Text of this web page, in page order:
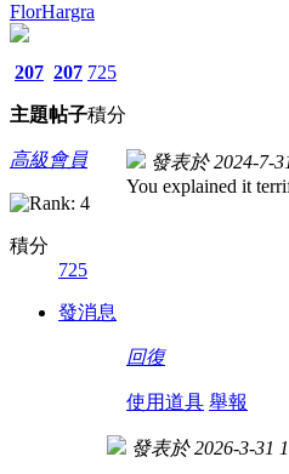
FlorHargra
207
主題
207
帖子
725
積分
高級會員
積分
725
發消息
發表於 2024-7-
You explained it
回復
使用道具 舉報
發表於 2026-3-31